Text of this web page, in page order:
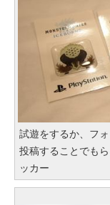
試遊をするか、フ
投稿することでも
ッカー